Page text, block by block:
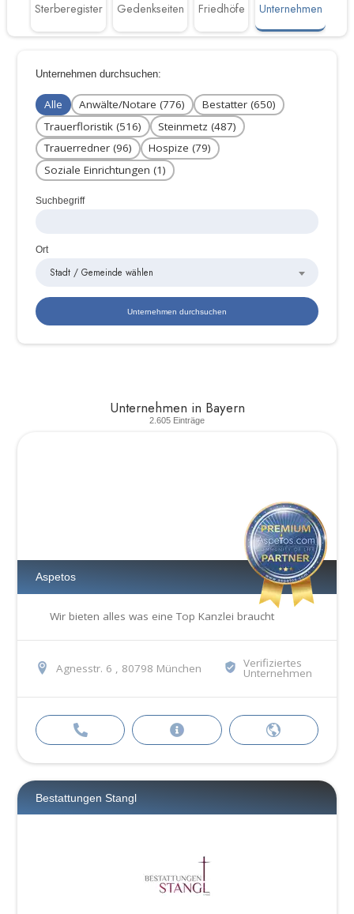
Sterberegister Gedenkseiten Friedhöfe Unternehmen
Unternehmen durchsuchen:
Alle Anwälte/Notare (776)
Bestatter (650)
Trauerfloristik (516)
Steinmetz (487)
Trauerredner (96)
Hospize (79)
Soziale Einrichtungen (1)
Suchbegriff
Ort
Stadt / Gemeinde wählen
Unternehmen in Bayern
2.605 Einträge
Aspetos
Wir bieten alles was eine Top Kanzlei braucht
Agnesstr. 6 , 80798 München Verifiziertes
Unternehmen
Bestattungen Stangl